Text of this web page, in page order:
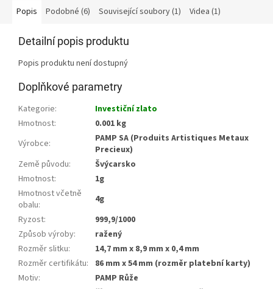
Popis Podobné (6) Související soubory (1) Videa (1)
Detailní popis produktu
Popis produktu není dostupný
Doplňkové parametry
Kategorie:
Investiční zlato
Hmotnost:
0.001 kg
Výrobce:
PAMP SA (Produits Artistiques Metaux
Precieux)
Země původu:
Švýcarsko
Hmotnost:
1g
Hmotnost včetně
obalu:
4g
Ryzost:
999,9/1000
Způsob výroby:
ražený
Rozměr slitku:
14,7 mm x 8,9 mm x 0,4 mm
Rozměr certifikátu:
86 mm x 54 mm (rozměr platební karty)
Motiv:
PAMP Růže